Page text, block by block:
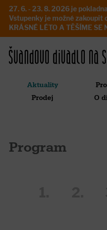
27. 6. - 23. 8. 2026 je
Vstupenky je možné zakoupit
KRÁSNÉ LÉTO A TĚŠÍME SE
Aktuality
Prodej
O
Program